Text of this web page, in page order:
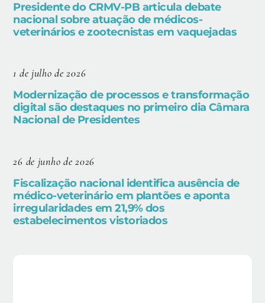
Presidente do CRMV-PB articula debate
nacional sobre atuação de médicos-
veterinários e zootecnistas em vaquejadas
1 de julho de 2026
Modernização de processos e transformação
digital são destaques no primeiro dia Câmara
Nacional de Presidentes
26 de junho de 2026
Fiscalização nacional identifica ausência de
médico-veterinário em plantões e aponta
irregularidades em 21,9% dos
estabelecimentos vistoriados